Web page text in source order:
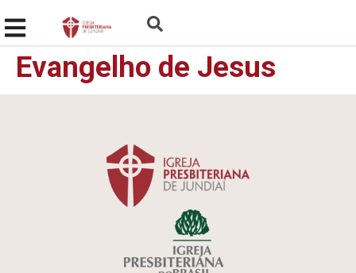
Evangelho de Jesus